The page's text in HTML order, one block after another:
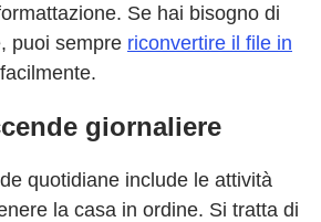
Se hai bisogno di
puoi sempre riconvertire il file in
giornaliere
quotidiane include le attività
la casa in ordine. Si tratta di